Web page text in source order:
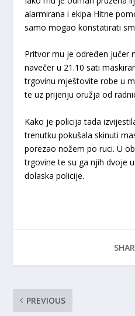
alarmirana i ekipa Hitne
samo mogao konstatirati
Pritvor mu je određen jučer
navečer u 21.10 sati
trgovinu mještovite robe u
te uz prijenju oružja od
Kako je policija tada
trenutku pokušala skinuti
porezao nožem po ruci. U
trgovine te su ga njih dvoje
dolaska policije.
PREVIOUS